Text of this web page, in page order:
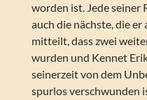
worden ist. Jede seiner
auch die nächste, die
mitteilt, dass zwei
wurden und Kennet
seinerzeit von dem
spurlos verschwunden